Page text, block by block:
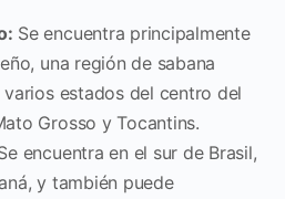
Se encuentra principalmente
una región de sabana
estados del centro del
Grosso y Tocantins.
encuentra en el sur de Brasil,
y también puede